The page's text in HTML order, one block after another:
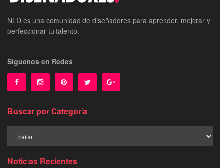
NLD es una comunidad de diseñadores para aprender, mejorar y
perfeccionar tu talento.
Síguenos en Redes
Buscar por Categoría
Noticias Recientes